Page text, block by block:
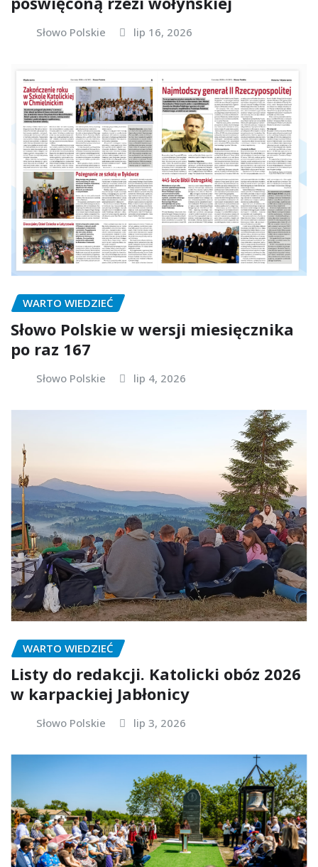
Słowo Polskie lip 16, 2026
WARTO WIEDZIEĆ
Słowo Polskie w wersji miesięcznika
po raz 167
Słowo Polskie lip 4, 2026
WARTO WIEDZIEĆ
Listy do redakcji. Katolicki obóz 2026
w karpackiej Jabłonicy
Słowo Polskie lip 3, 2026